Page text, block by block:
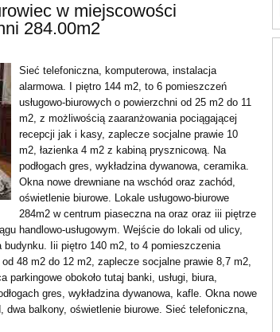
w miejscowości
284.00m2
Sieć telefoniczna, komputerowa, instalacja
alarmowa. I piętro 144 m2, to 6 pomieszczeń
usługowo-biurowych o powierzchni od 25 m2 do 11
m2, z możliwością zaaranżowania pociągającej
recepcji jak i kasy, zaplecze socjalne prawie 10
m2, łazienka 4 m2 z kabiną prysznicową. Na
podłogach gres, wykładzina dywanowa, ceramika.
Okna nowe drewniane na wschód oraz zachód,
oświetlenie biurowe. Lokale usługowo-biurowe
284m2 w centrum piaseczna na oraz oraz iii piętrze
handlowo-usługowym. Wejście do lokali od ulicy,
budynku. Iii piętro 140 m2, to 4 pomieszczenia
48 m2 do 12 m2, zaplecze socjalne prawie 8,7 m2,
parkingowe obokoło tutaj banki, usługi, biura,
gres, wykładzina dywanowa, kafle. Okna nowe
dwa balkony, oświetlenie biurowe. Sieć telefoniczna,